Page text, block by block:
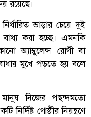
রয়েছে।
ভাড়ার চেয়ে দুই
বাধ্য করা হচ্ছে। এমনকি
অ্যাম্বুলেন্স রোগী বা
মুখে পড়তে হয় বলে
নিজের পছন্দমতো
গোষ্ঠীর নিয়ন্ত্রণে